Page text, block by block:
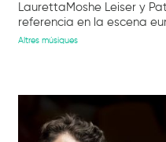
LaurettaMoshe Leiser y
referencia en la escena
Altres músiques